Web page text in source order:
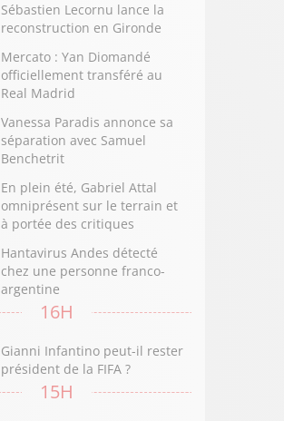
Sébastien Lecornu lance la
reconstruction en Gironde
Mercato : Yan Diomandé
officiellement transféré au
Real Madrid
Vanessa Paradis annonce sa
séparation avec Samuel
Benchetrit
En plein été, Gabriel Attal
omniprésent sur le terrain et
à portée des critiques
Hantavirus Andes détecté
chez une personne franco-
argentine
16H
Gianni Infantino peut-il rester
président de la FIFA ?
15H